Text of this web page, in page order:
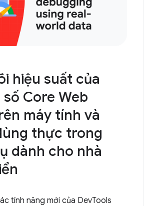
hiệu suất của
Core Web
máy tính và
thực trong
dành cho nhà
tính năng mới của DevTools